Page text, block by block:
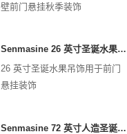
壁前门悬挂秋季装饰
Senmasine 26 英寸圣诞水果礼品带丝带蝴蝶结人造 PVC 树枝叶子
26 英寸圣诞水果吊饰用于前门
悬挂装饰
Senmasine 72 英寸人造圣诞水果花环，适用于楼梯壁炉悬挂装饰